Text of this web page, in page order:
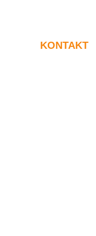
KONTAKT